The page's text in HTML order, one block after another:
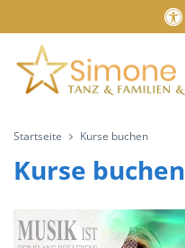
Startseite Kurse buchen
Kurse buchen